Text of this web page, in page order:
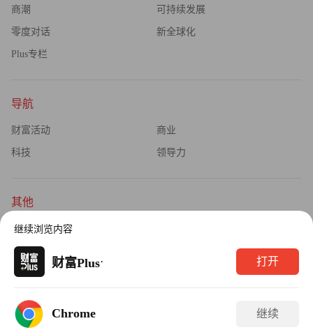
商潮 可持续发展
零度对话 新全球化
Plus专栏
导航
财富活动 商业
科技 领导力
其他
杂志订阅
隐私政策
Copyright © 2026财富媒体知识产权有限公司
版权所有，未经书面许可，任何机构不得转载
继续浏览内容
财富Plus· 打开
Chrome 继续